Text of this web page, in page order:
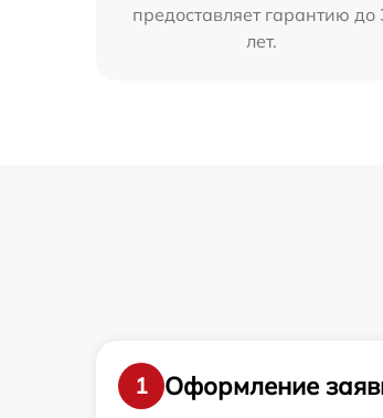
предоставляет гарантию до
лет.
1
Оформление